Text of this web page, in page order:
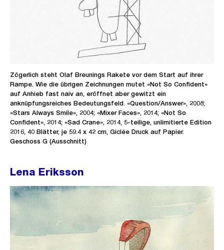
Zögerlich steht Olaf Breunings Rakete vor dem Start auf ihrer
Rampe. Wie die übrigen Zeichnungen mutet «Not So Confident»
auf Anhieb fast naiv an, eröffnet aber gewitzt ein
anknüpfungsreiches Bedeutungsfeld. «Question/Answer», 2008;
«Stars Always Smile», 2004; «Mixer Faces», 2014; «Not So
Confident», 2014; «Sad Crane», 2014, 5-teilige, unlimitierte Edition
2016, 40 Blätter, je 59.4 x 42 cm, Giclée Druck auf Papier.
Geschoss G (Ausschnitt)
Lena Eriksson